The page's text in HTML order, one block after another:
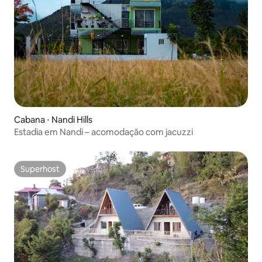
Cabana ⋅ Nandi Hills
Estadia em Nandi – acomodação com jacuzzi
Superhost
Superhost